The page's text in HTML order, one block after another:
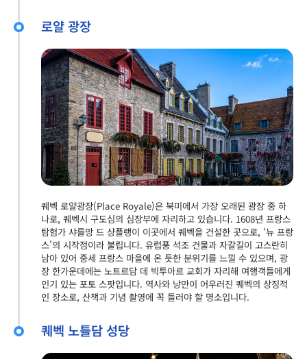
로얄 광장
퀘벡 로얄광장(Place Royale)은 북미에서 가장 오래된 광장 중 하
나로, 퀘벡시 구도심의 심장부에 자리하고 있습니다. 1608년 프랑스
탐험가 샤를망 드 샹플랭이 이곳에서 퀘벡을 건설한 곳으로, ‘뉴 프랑
스’의 시작점이라 불립니다. 유럽풍 석조 건물과 자갈길이 고스란히
남아 있어 중세 프랑스 마을에 온 듯한 분위기를 느낄 수 있으며, 광
장 한가운데에는 노트르담 데 빅투아르 교회가 자리해 여행객들에게
인기 있는 포토 스팟입니다. 역사와 낭만이 어우러진 퀘벡의 상징적
인 장소로, 산책과 기념 촬영에 꼭 들러야 할 명소입니다.
퀘벡 노틀담 성당